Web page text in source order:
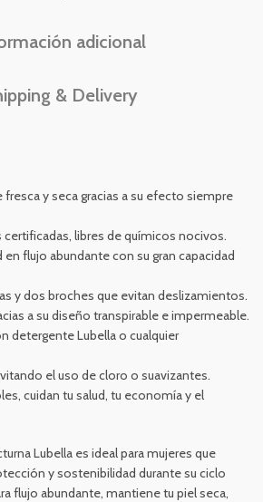
adicional
& Delivery
y seca gracias a su efecto siempre
certificadas, libres de químicos nocivos.
flujo abundante con su gran capacidad
y dos broches que evitan deslizamientos.
a su diseño transpirable e impermeable.
detergente Lubella o cualquier
el uso de cloro o suavizantes.
cuidan tu salud, tu economía y el
Lubella es ideal para mujeres que
y sostenibilidad durante su ciclo
flujo abundante, mantiene tu piel seca,